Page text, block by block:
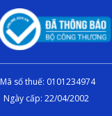
Mã số thuế: 0101234974
Ngày cấp: 22/04/2002